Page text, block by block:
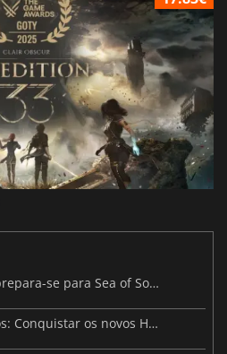
Hollow Knight: Silksong prepara-se para Sea of Sorrow com um patch
A Invasão dos Illuminados: Conquistar os novos Helldivers 2 Atualização!